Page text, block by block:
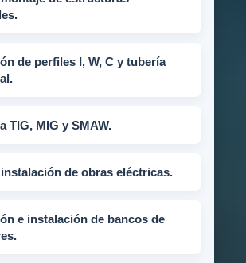
de perfiles I, W, C y tubería
TIG, MIG y SMAW.
de obras eléctricas.
e instalación de bancos de